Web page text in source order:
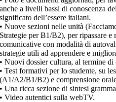
anche a livelli bassi di conoscenza
significato dell’essere italiani.
• Nuove sezioni nelle unità
Strategie per B1/B2), per ripassare
comunicative con modalità di
strategie utili ad apprendere e
• Nuovi dossier cultura, al termine
• Test formativi per lo studente, su
(A1/A2/B1/B2) e comprensione
• Una ricca sezione di sintesi
• Video autentici sulla webTV.